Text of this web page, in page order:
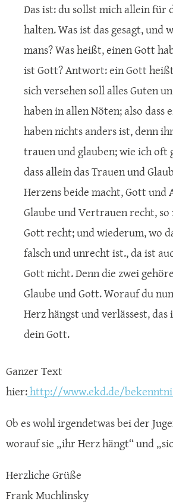
Das ist: du sollst mich allein für
halten. Was ist das gesagt, und
mans? Was heißt, einen Gott
ist Gott? Antwort: ein Gott
sich versehen soll alles Guten
haben in allen Nöten; also dass
haben nichts anders ist, denn
trauen und glauben; wie ich oft
dass allein das Trauen und
Herzens beide macht, Gott und
Glaube und Vertrauen recht, so
Gott recht; und wiederum, wo
falsch und unrecht ist., da ist
Gott nicht. Denn die zwei
Glaube und Gott. Worauf du
Herz hängst und verlässest,
dein Gott.
Ganzer Text
hier:http://www.ekd.de/
Ob es wohl irgendetwas bei der
worauf sie „ihr Herz hängt“ und
Herzliche Grüße
Frank Muchlinsky